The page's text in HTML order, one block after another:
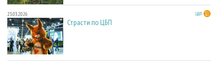
23.03.2026 ЦБП
Страсти по ЦБП